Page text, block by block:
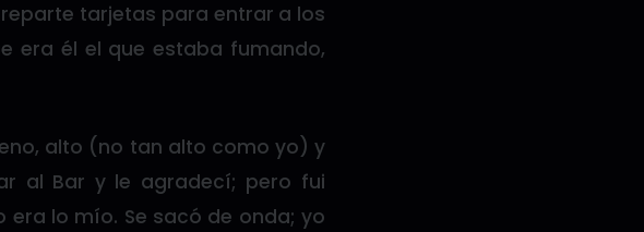
tarjetas para entrar a los
era él el que estaba fumando,
alto (no tan alto como yo) y
al Bar y le agradecí; pero fui
era lo mío. Se sacó de onda; yo